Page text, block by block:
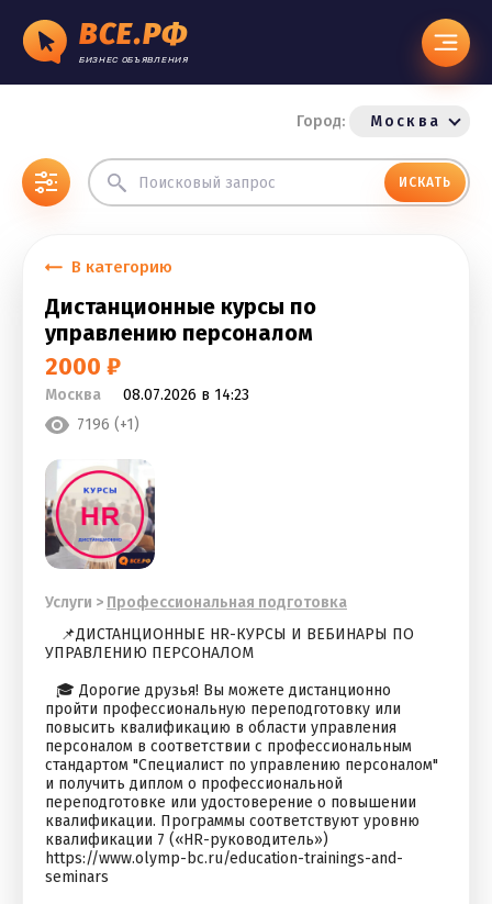
ВСЕ.РФ
БИЗНЕС ОБЪЯВЛЕНИЯ
Город: Москва
ИСКАТЬ
В категорию
Дистанционные курсы по
управлению персоналом
2000 ₽
Москва
08.07.2026 в 14:23
7196 (+1)
Услуги > Профессиональная подготовка
⠀ 📌ДИСТАНЦИОННЫЕ HR-КУРСЫ И ВЕБИНАРЫ ПО
УПРАВЛЕНИЮ ПЕРСОНАЛОМ⠀
⠀🎓 Дорогие друзья! Вы можете дистанционно
пройти профессиональную переподготовку или
повысить квалификацию в области управления
персоналом в соответствии с профессиональным
стандартом "Специалист по управлению персоналом"
и получить диплом о профессиональной
переподготовке или удостоверение о повышении
квалификации. Программы соответствуют уровню
квалификации 7 («HR-руководитель»)
https://www.olymp-bc.ru/education-trainings-and-
seminars ⠀